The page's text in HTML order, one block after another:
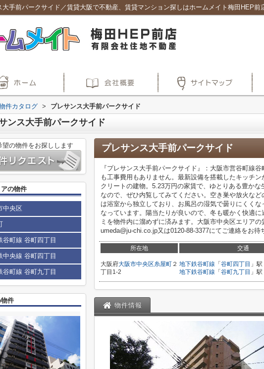
大手前パークサイド／賃貸大阪で不動産、賃貸マンション探しはホームメイト梅田HEP前
件カタログ > プレサンス大手前パークサイド
ンス大手前パークサイド
プレサンス大手前パークサイド
『プレサンス大手前パークサイド』：大阪市営谷町線
も工事費用もありません。最新設備を搭載したキッチ
クリートの建物。5.23万円の家賃で、ゆとりある豊か
なので、ぜひ内覧してみてください。空き巣や放火な
は浴室から独立しており、お風呂の湿気で曇りにくく
なっています。陽当たりが良いので、冬も暖かく快適
ミを物件内に溜めずに済みます。大阪市中央区エリア
umeda@ju-chi.co.jp又は0120-88-3377にてご連絡をお待
所在地 交通
大阪府大阪市中央区糸屋町 ２
丁目1-2
地下鉄谷町線 「 谷町四丁目 」
地下鉄谷町線 「 谷町九丁目 」
物件情報
の物件をお探しします
の物件
中央区
谷町線 谷町四丁目
中央線 谷町四丁目
谷町線 谷町九丁目
件